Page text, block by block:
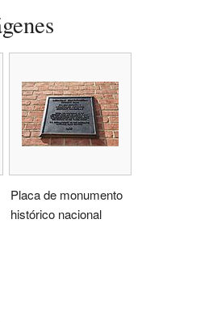
Placa de monumento
histórico nacional